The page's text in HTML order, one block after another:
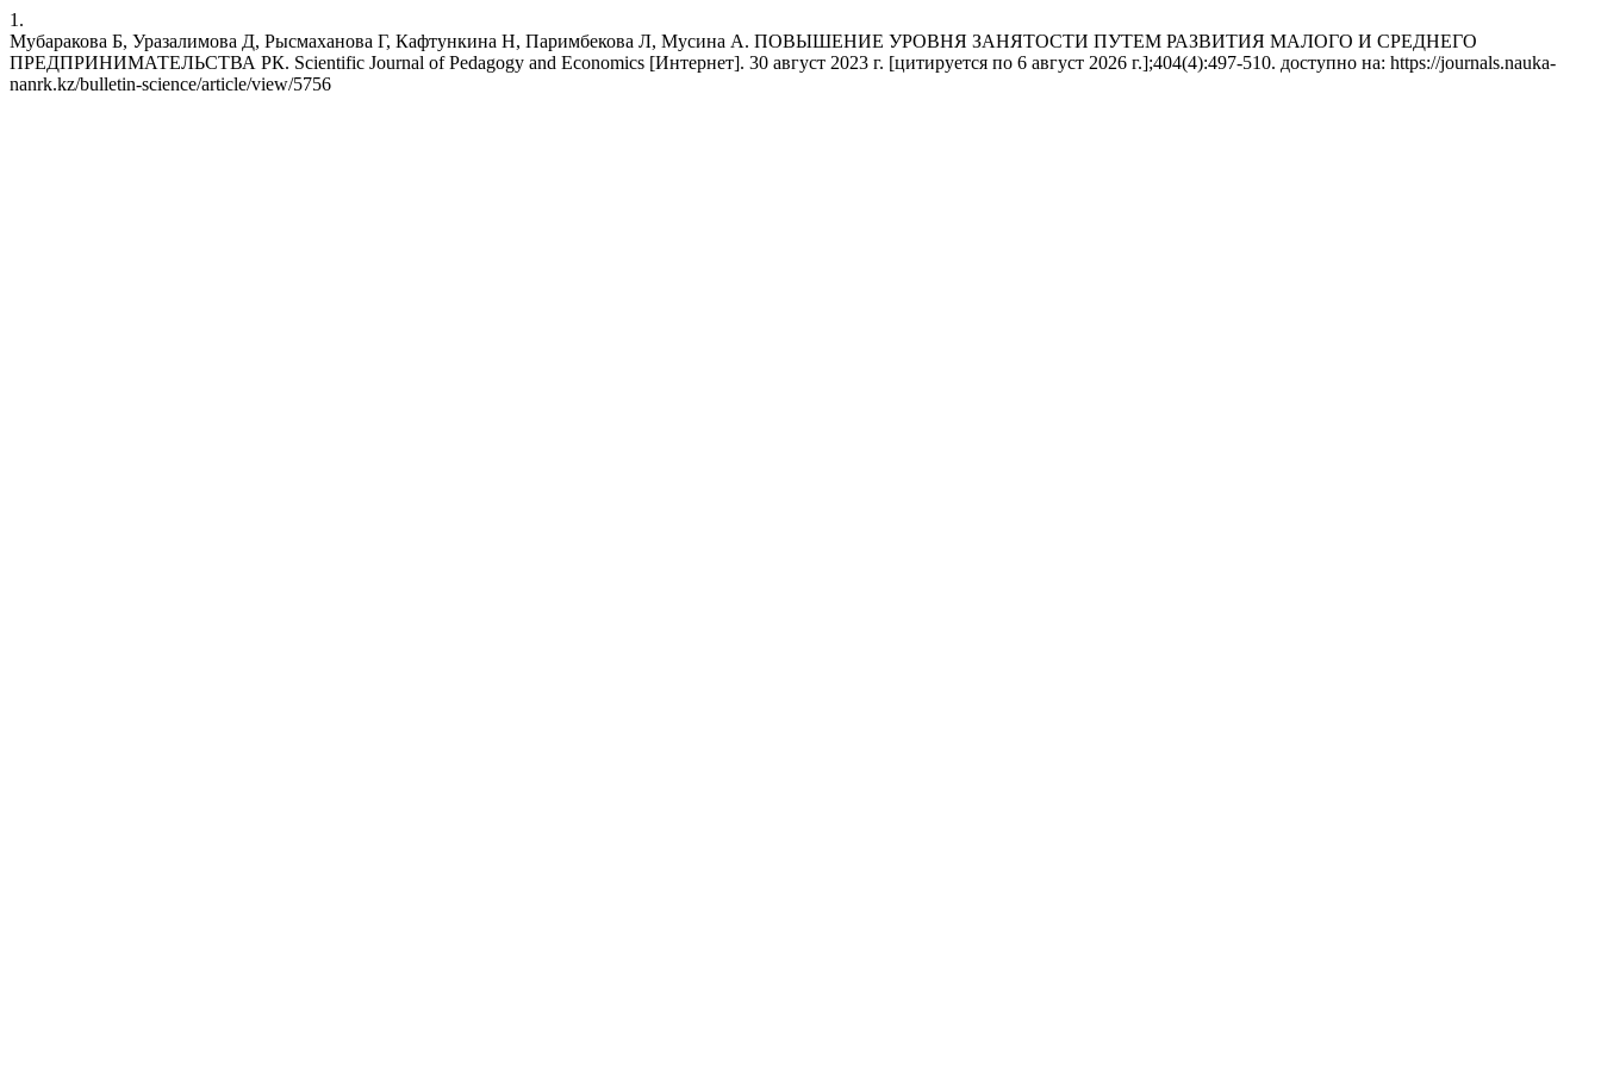
1.
Мубаракова Б, Уразалимова Д, Рысмаханова Г, Кафтункина Н, Паримбекова Л, Мусина А. ПОВЫШЕНИЕ УРОВНЯ ЗАНЯТОСТИ ПУТЕМ РАЗВИТИЯ МАЛОГО И СРЕДНЕГО
ПРЕДПРИНИМАТЕЛЬСТВА РК. Scientific Journal of Pedagogy and Economics [Интернет]. 30 август 2023 г. [цитируется по 6 август 2026 г.];404(4):497-510. доступно на: https://journals.nauka-
nanrk.kz/bulletin-science/article/view/5756